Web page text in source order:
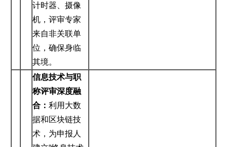
计时器、摄像
机，评审专家
来自非关联单
位，确保身临
其境。
信息技术与职
称评审深度融
合： 利用大数
据和区块链技
术，为申报人